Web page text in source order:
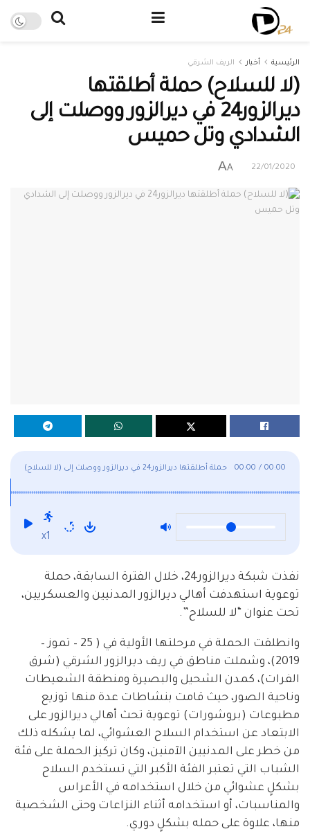
الرئيسية أخبار الريف الشرقي
(لا للسلاح) حملة أطلقتها
ديرالزور24 في ديرالزور ووصلت إلى
الشدادي وتل حميس
22/01/2020
A
A
(لا للسلاح) حملة أطلقتها ديرالزور24 في ديرالزور ووصلت إلى 00:00 / 00:00
x1
نفذت شبكة ديرالزور24، خلال الفترة السابقة، حملة
توعوية استهدفت أهالي ديرالزور المدنيين والعسكريين،
تحت عنوان “لا للسلاح”.
وانطلقت الحملة في مرحلتها الأولية في ( 25 – تموز –
2019)، وشملت مناطق في ريف ديرالزور الشرقي (شرق
الفرات)، كمدن الشحيل والبصيرة ومنطقة الشعيطات
وناحية الصور، حيث قامت بنشاطات عدة منها توزيع
مطبوعات (بروشورات) توعوية تحث أهالي ديرالزور على
الابتعاد عن استخدام السلاح العشوائي، لما يشكله ذلك
من خطر على المدنيين الآمنين، وكان تركيز الحملة على فئة
الشباب التي تعتبر الفئة الأكبر التي تستخدم السلاح
بشكلٍ عشوائي من خلال استخدامه في الأعراس
والمناسبات، أو استخدامه أثناء النزاعات وحتى الشخصية
منها، علاوة على حمله بشكلٍ دوري.